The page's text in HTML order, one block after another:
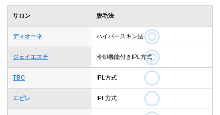
サロン 脱毛法
ディオーネ ハイパースキン法
ジェイエステ 冷却機能付きIPL方式
TBC IPL方式
エピレ IPL方式